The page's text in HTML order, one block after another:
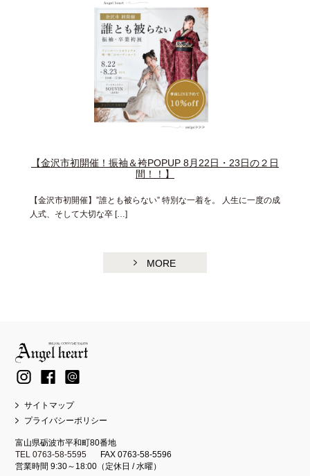
【金沢市初開催！振袖＆袴POPUP 8月22日・23日の２日
間！！】
【金沢市初開催】”誰とも被らない” 特別な一着を。 人生に一度の成
人式、そして大切な卒 […]
MORE
サイトマップ
プライバシーポリシー
富山県砺波市平和町80番地
TEL 0763-58-5595
FAX 0763-58-5596
営業時間 9:30～18:00（定休日 / 水曜）